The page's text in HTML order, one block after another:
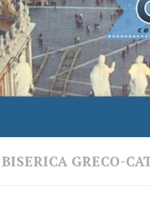
BISERICA GRECO-